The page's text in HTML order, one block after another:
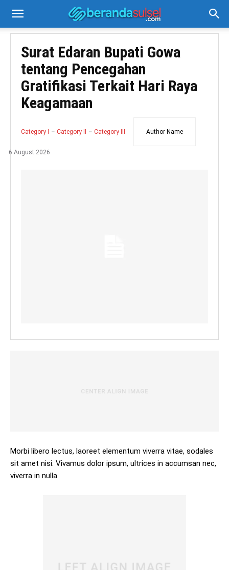
Surat Edaran Bupati Gowa
tentang Pencegahan
Gratifikasi Terkait Hari Raya
Keagamaan
Category I Category II Category III Author Name
6 August 2026
Morbi libero lectus, laoreet elementum viverra vitae, sodales
sit amet nisi. Vivamus dolor ipsum, ultrices in accumsan nec,
viverra in nulla.